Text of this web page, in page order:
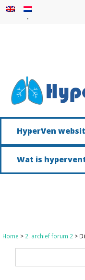
HyperVen
Wat is
Home > 2. archief forum 2 >